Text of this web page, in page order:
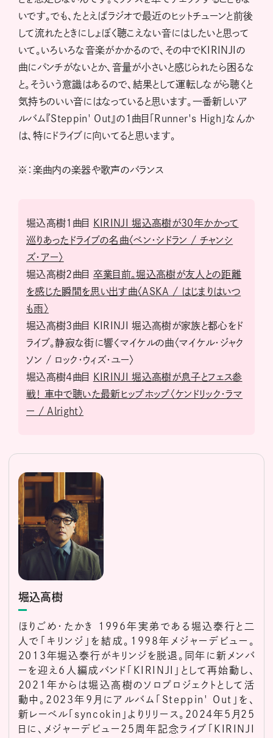
いです。でも、たとえばラジオで最近のヒットチューンと前後
して流れたときにしょぼく聴こえない音にはしたいと思って
いて。いろいろな音楽がかかるので、その中でKIRINJIの
曲にパンチがないとか、音量が小さいと感じられたら困るな
と。そういう意識はあるので、結果として運転しながら聴くと
気持ちのいい音にはなっていると思います。一番新しいア
ルバム『Steppin' Out』の1曲目「Runner's High」なんか
は、特にドライブに向いてると思います。
※：楽曲内の楽器や歌声のバランス
堀込高樹1曲目
KIRINJI 堀込高樹が30年かかって
巡りあったドライブの名曲〈ベン・シドラン / チャンシ
ズ・アー〉
堀込高樹2曲目 卒業目前。堀込高樹が友人との距離
を感じた瞬間を思い出す曲〈ASKA / はじまりはいつ
も雨〉
堀込高樹3曲目 KIRINJI 堀込高樹が家族と都心をド
ライブ。静寂な街に響くマイケルの曲〈マイケル・ジャク
ソン / ロック・ウィズ・ユー〉
堀込高樹4曲目
KIRINJI 堀込高樹が息子とフェス参
戦！ 車中で聴いた最新ヒップホップ〈ケンドリック・ラマ
ー / Alright〉
堀込高樹
ほりごめ・たかき 1996年実弟である堀込泰行と二
人で「キリンジ」を結成。1998年メジャーデビュー。
2013年堀込泰行がキリンジを脱退。同年に新メンバ
ーを迎え6人編成バンド「KIRINJI」として再始動し、
2021年からは堀込高樹のソロプロジェクトとして活
動中。2023年9月にアルバム「Steppin' Out」を、
新レーベル「syncokin」よりリリース。2024年5月25
日に、メジャーデビュー25周年記念ライブ「KIRINJI